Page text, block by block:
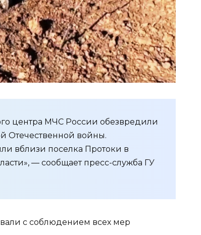
центра МЧС России обезвредили
Отечественной войны.
вблизи поселка Протоки в
— сообщает пресс-служба ГУ
с соблюдением всех мер